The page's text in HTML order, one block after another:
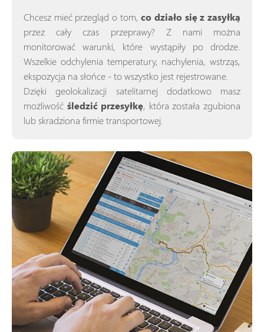
Chcesz mieć przegląd o tom,co działo się z zasyłką
przez cały czas przeprawy? Z nami można
monitorować warunki, które wystąpiły po drodze.
Wszelkie odchylenia temperatury, nachylenia, wstrząs,
ekspozycja na słońce - to wszystko jest rejestrowane.
Dzięki geolokalizacji satelitarnej dodatkowo masz
możliwość śledzić przesyłkę, która została zgubiona
lub skradziona firmie transportowej.